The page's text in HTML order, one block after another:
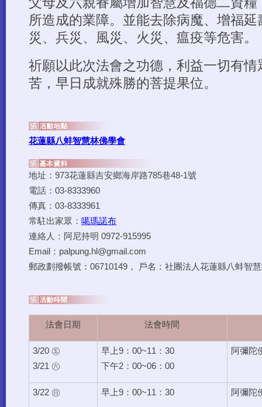
法會日期 法會時間
3/20 ㊄
3/21 ㊅
早上9：00~11：30
下午2：00~06：00
阿彌陀
3/22 ㊐ 早上9：00~11：30 阿彌陀